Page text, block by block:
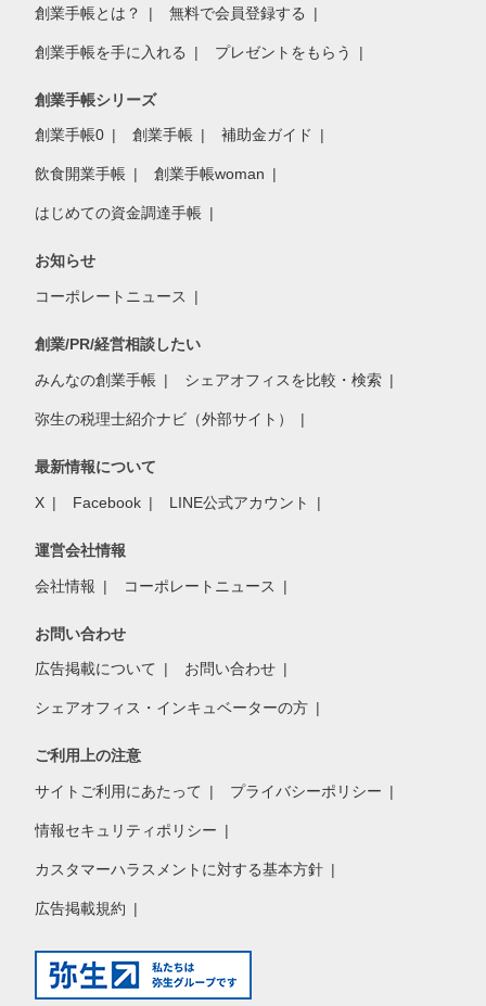
創業手帳とは？ 無料で会員登録する
創業手帳を手に入れる プレゼントをもらう
創業手帳シリーズ
創業手帳0 創業手帳 補助金ガイド
飲食開業手帳 創業手帳woman
はじめての資金調達手帳
お知らせ
コーポレートニュース
創業/PR/経営相談したい
みんなの創業手帳 シェアオフィスを比較・検索
弥生の税理士紹介ナビ（外部サイト）
最新情報について
X Facebook LINE公式アカウント
運営会社情報
会社情報 コーポレートニュース
お問い合わせ
広告掲載について お問い合わせ
シェアオフィス・インキュベーターの方
ご利用上の注意
サイトご利用にあたって プライバシーポリシー
情報セキュリティポリシー
カスタマーハラスメントに対する基本方針
広告掲載規約